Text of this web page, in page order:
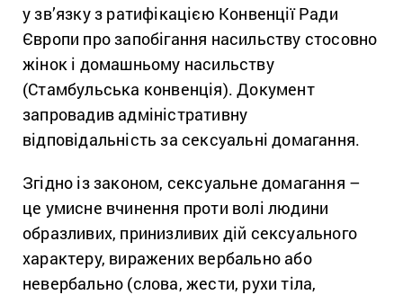
у зв’язку з ратифікацією Конвенції Ради
Європи про запобігання насильству стосовно
жінок i домашньому насильству
(Стамбульська конвенція). Документ
запровадив адміністративну
відповідальність за сексуальні домагання.
Згідно із законом, сексуальне домагання –
це умисне вчинення проти волі людини
образливих, принизливих дій сексуального
характеру, виражених вербально або
невербально (слова, жести, рухи тіла,